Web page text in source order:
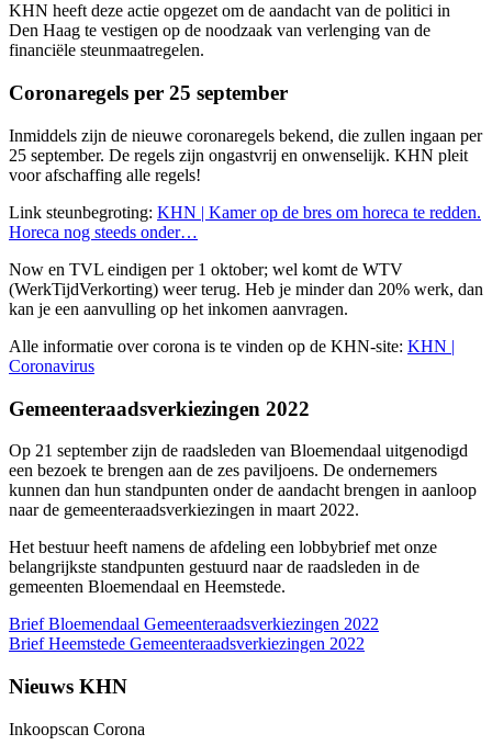
KHN heeft deze actie opgezet om de aandacht van de politici in
Den Haag te vestigen op de noodzaak van verlenging van de
financiële steunmaatregelen.
Coronaregels per 25 september
Inmiddels zijn de nieuwe coronaregels bekend, die zullen ingaan per
25 september. De regels zijn ongastvrij en onwenselijk. KHN pleit
voor afschaffing alle regels!
Link steunbegroting: KHN | Kamer op de bres om horeca te redden.
Horeca nog steeds onder…
Now en TVL eindigen per 1 oktober; wel komt de WTV
(WerkTijdVerkorting) weer terug. Heb je minder dan 20% werk, dan
kan je een aanvulling op het inkomen aanvragen.
Alle informatie over corona is te vinden op de KHN-site: KHN |
Coronavirus
Gemeenteraadsverkiezingen 2022
Op 21 september zijn de raadsleden van Bloemendaal uitgenodigd
een bezoek te brengen aan de zes paviljoens. De ondernemers
kunnen dan hun standpunten onder de aandacht brengen in aanloop
naar de gemeenteraadsverkiezingen in maart 2022.
Het bestuur heeft namens de afdeling een lobbybrief met onze
belangrijkste standpunten gestuurd naar de raadsleden in de
gemeenten Bloemendaal en Heemstede.
Brief Bloemendaal Gemeenteraadsverkiezingen 2022
Brief Heemstede Gemeenteraadsverkiezingen 2022
Nieuws KHN
Inkoopscan Corona